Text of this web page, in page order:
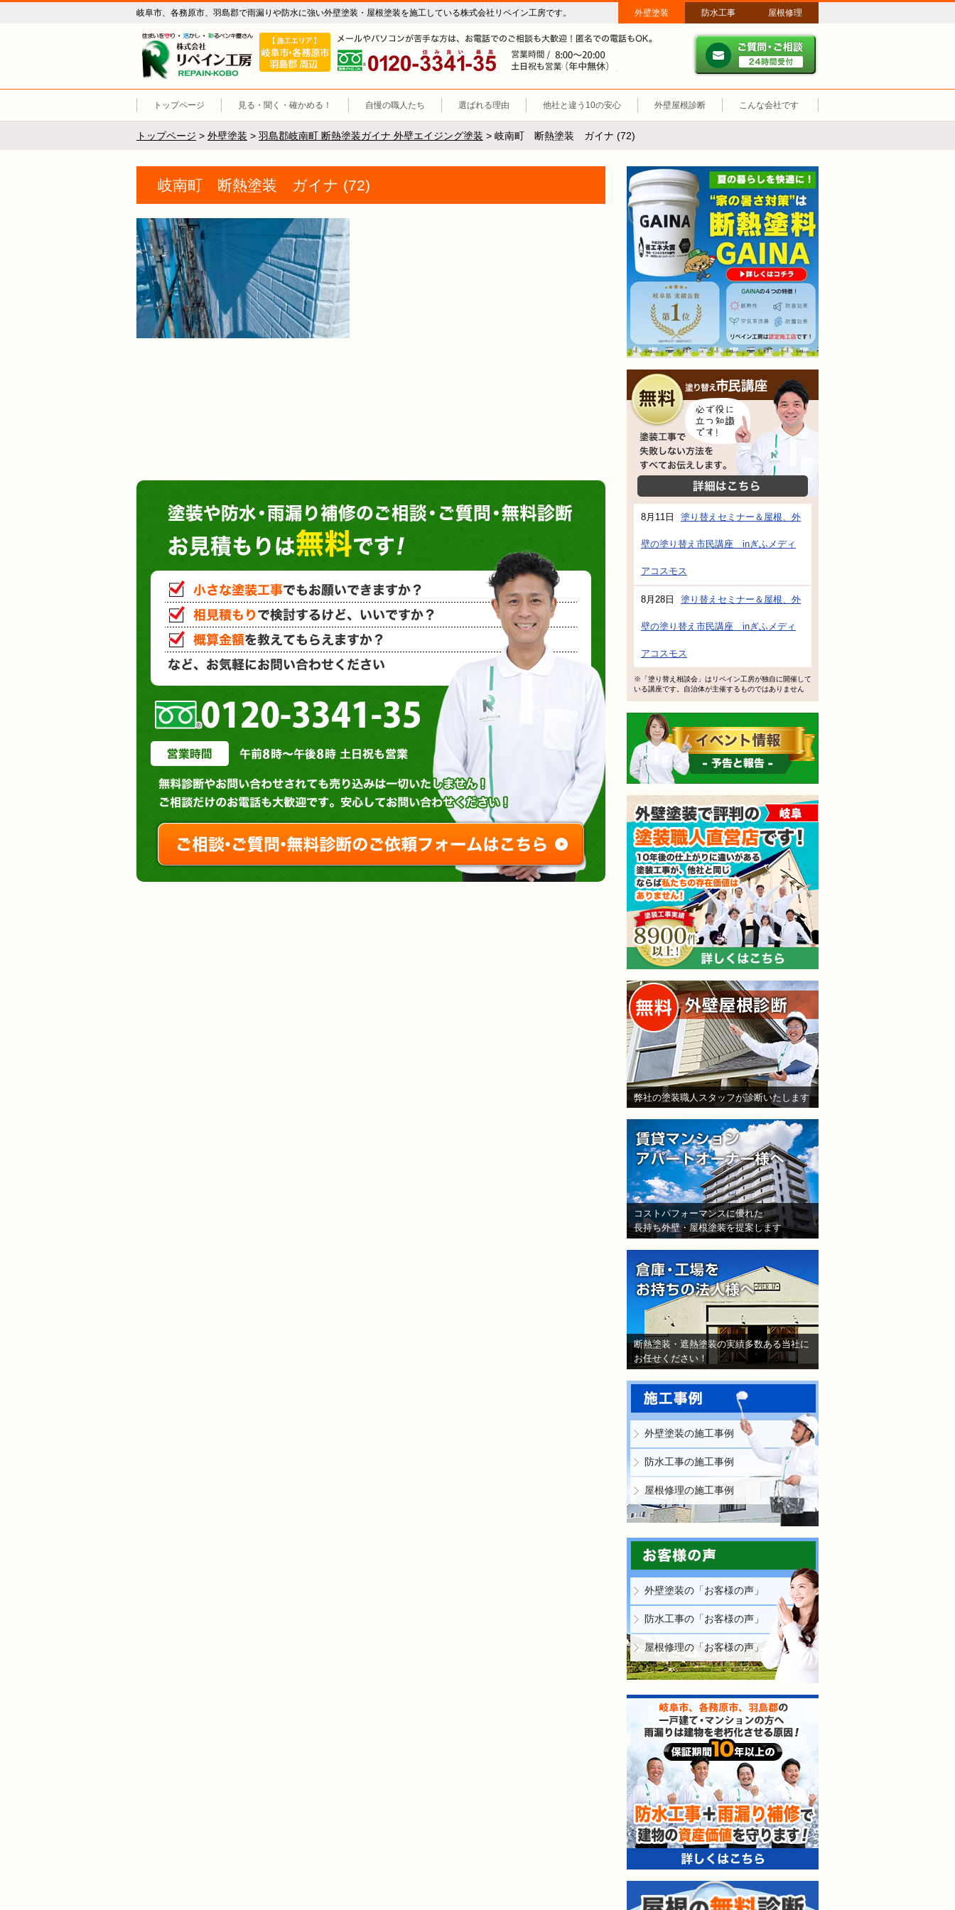
岐阜市、各務原市、羽島郡で雨漏りや防水に強い外壁塗装・屋根塗装を施工している株式会社リペイン工房です。 外壁塗装 防水工事 屋根修理
リペイン工房（外壁塗装・屋根塗装・雨漏り修理・防水工事）
施工エリア 岐阜市、各務原市、羽島郡。
メールやパソコンが苦手な方は、お電話でのご相談も大歓迎！匿名での
0120-3341-35
営業時間：午前8時～午後8時 年中無休、土日祝も営業しています。
トップページ 見る・聞く・確かめる！ 自慢の職人たち 選ばれる理由 他社と違う10の安心 外壁屋根診断 こんな会社です
トップページ > 外壁塗装 > 羽島郡岐南町 断熱塗装ガイナ 外壁エイジング塗装 > 岐南町 断熱塗装 ガイナ (72)
岐南町 断熱塗装 ガイナ (72)
塗装工事で失敗しない方法をすべてお伝え
8月11日 塗り替えセミナー＆屋根、外
壁の塗り替え市民講座 inぎふメディ
アコスモス
8月28日 塗り替えセミナー＆屋根、外
壁の塗り替え市民講座 inぎふメディ
アコスモス
※「塗り替え相談会」はリペイン工房が独自に開催して
いる講座です。自治体が主催するものではありません
弊社の塗装職人スタッフが診断いたします
コストパフォーマンスに優れた
長持ち外壁・屋根塗装を提案します
断熱塗装・遮熱塗装の実績多数ある当社に
お任せください！
外壁塗装の施工事例
防水工事の施工事例
屋根修理の施工事例
外壁塗装の「お客様の声」
防水工事の「お客様の声」
屋根修理の「お客様の声」
塗装や防水・雨漏り補修のご相談・ご質問・無
小さな塗装工事でもお願いできますか？
概算金額を教えてもらえますか？
など、お気軽にお問い合わせください。
0120-3341-35
営業時間 : 午前8時～午後8時 土日祝も営業
無料診断やお問い合わせされても売り込みは一切いたしません！ ご相談だけのお電話
ご相談・ご質問・無料診断のご依頼フォームはこちら